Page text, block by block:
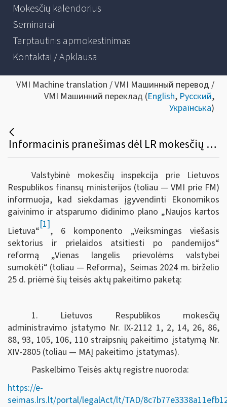
Mokesčių kalendorius
Seminarai
Tarptautinis apmokestinimas
Kontaktai / Apklausa
VMI Machine translation / VMI Машинный перевод /
VMI Машинний переклад (English, Русский,
Українська)
Informacinis pranešimas dėl LR mokesčių administravimo įstatymo ir kitų teisės aktų pakeitimo
Valstybinė mokesčių inspekcija prie Lietuvos
Respublikos finansų ministerijos (toliau — VMI prie FM)
informuoja, kad siekdamas įgyvendinti Ekonomikos
gaivinimo ir atsparumo didinimo plano „Naujos kartos
Lietuva“
[1]
, 6 komponento „Veiksmingas viešasis
sektorius ir prielaidos atsitiesti po pandemijos“
reformą „Vienas langelis prievolėms valstybei
sumokėti“ (toliau — Reforma), Seimas 2024 m. birželio
25 d. priėmė šių teisės aktų pakeitimo paketą:
1. Lietuvos Respublikos mokesčių
administravimo įstatymo Nr. IX-2112 1, 2, 14, 26, 86,
88, 93, 105, 106, 110 straipsnių pakeitimo įstatymą Nr.
XIV-2805 (toliau — MAĮ pakeitimo įstatymas).
Paskelbimo Teisės aktų registre nuoroda:
https://e-
seimas.lrs.lt/portal/legalAct/lt/TAD/